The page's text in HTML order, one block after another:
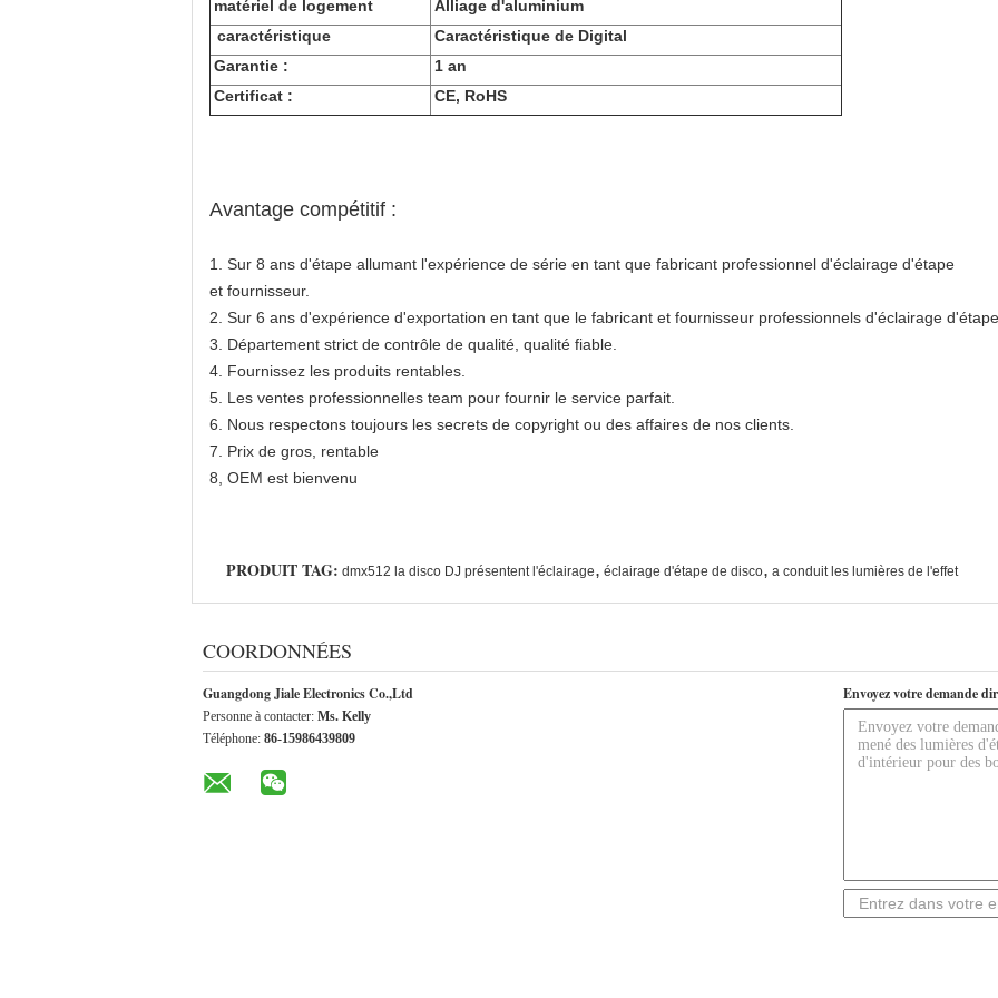
matériel de logement
Alliage d'aluminium
caractéristique
Caractéristique de Digital
Garantie :
1 an
Certificat :
CE, RoHS
Avantage compétitif :
1. Sur 8 ans d'étape allumant l'expérience de série en tant que fabricant professionnel d'éclairage d'étape
et fournisseur.
2. Sur 6 ans d'expérience d'exportation en tant que le fabricant et fournisseur professionnels d'éclairage
3. Département strict de contrôle de qualité, qualité fiable.
4. Fournissez les produits rentables.
5. Les ventes professionnelles team pour fournir le service parfait.
6. Nous respectons toujours les secrets de copyright ou des affaires de nos clients.
7. Prix de gros, rentable
8, OEM est bienvenu
PRODUIT TAG: dmx512 la disco DJ présentent l'éclairage, éclairage d'étape de disco, a conduit les lumières de l'effet
COORDONNÉES
Guangdong Jiale Electronics Co.,Ltd
Personne à contacter: Ms. Kelly
Téléphone: 86-15986439809
Envoyez votre demande